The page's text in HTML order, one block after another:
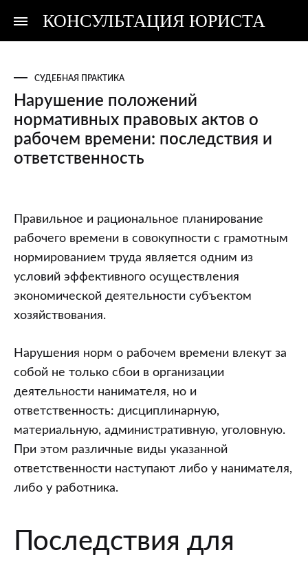
КОНСУЛЬТАЦИЯ ЮРИСТА
Консультация
Консультация
СУДЕБНАЯ ПРАКТИКА
Нарушение положений
нормативных правовых актов о
рабочем времени: последствия и
ответственность
Нарушение
положений
нормативных
правовых
актов
о
времени:
последствия
и
ответственность
Правильное и рациональное планирование
рабочего времени в совокупности с грамотным
нормированием труда является одним из
условий эффективного осуществления
экономической деятельности субъектом
хозяйствования.
Нарушения норм о рабочем времени влекут за
собой не только сбои в организации
деятельности нанимателя, но и
ответственность: дисциплинарную,
материальную, административную, уголовную.
При этом различные виды указанной
ответственности наступают либо у нанимателя,
либо у работника.
Последствия для